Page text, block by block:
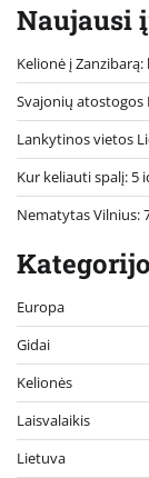
Naujausi
Kelionė į
Svajonių
Lankytinos vietos
Kur keliauti spalį:
Nematytas Vilnius:
Europa
Gidai
Kelionės
Laisvalaikis
Lietuva